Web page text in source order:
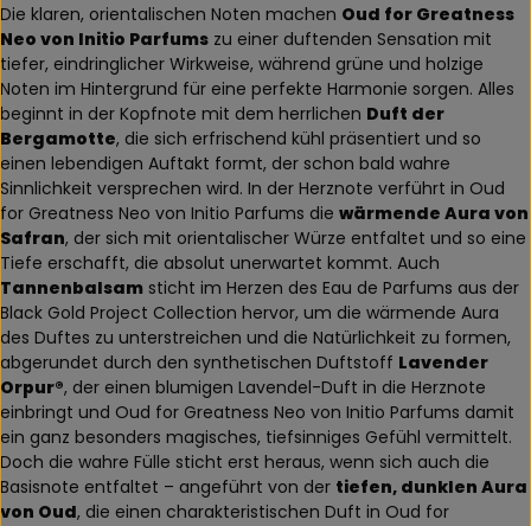
Die klaren, orientalischen Noten machen Oud for Greatness
Neo von Initio Parfums zu einer duftenden Sensation mit
tiefer, eindringlicher Wirkweise, während grüne und holzige
Noten im Hintergrund für eine perfekte Harmonie sorgen. Alles
beginnt in der Kopfnote mit dem herrlichen Duft der
Bergamotte, die sich erfrischend kühl präsentiert und so
einen lebendigen Auftakt formt, der schon bald wahre
Sinnlichkeit versprechen wird. In der Herznote verführt in Oud
for Greatness Neo von Initio Parfums die wärmende Aura von
Safran, der sich mit orientalischer Würze entfaltet und so eine
Tiefe erschafft, die absolut unerwartet kommt. Auch
Tannenbalsam sticht im Herzen des Eau de Parfums aus der
Black Gold Project Collection hervor, um die wärmende Aura
des Duftes zu unterstreichen und die Natürlichkeit zu formen,
abgerundet durch den synthetischen Duftstoff Lavender
Orpur®, der einen blumigen Lavendel-Duft in die Herznote
einbringt und Oud for Greatness Neo von Initio Parfums damit
ein ganz besonders magisches, tiefsinniges Gefühl vermittelt.
Doch die wahre Fülle sticht erst heraus, wenn sich auch die
Basisnote entfaltet – angeführt von der tiefen, dunklen Aura
von Oud, die einen charakteristischen Duft in Oud for